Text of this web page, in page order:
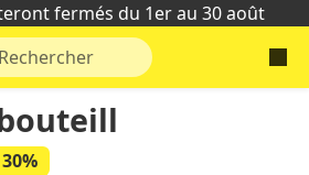
fermés du 1er au 30 août